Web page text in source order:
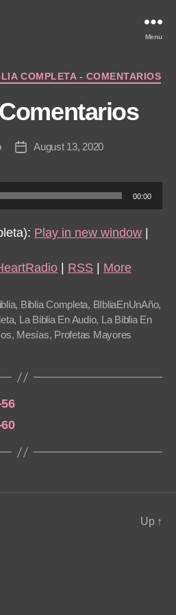
Menu
Categories
COMPLETA - COMENTARIOS
PostAugust 13, 2020
00:00
Play in new window
RSS More
, Biblia Completa, BIbliaEnUnAño,
, La Biblia En Audio, La Biblia En
, Mesías, Profetas Mayores
Up ↑